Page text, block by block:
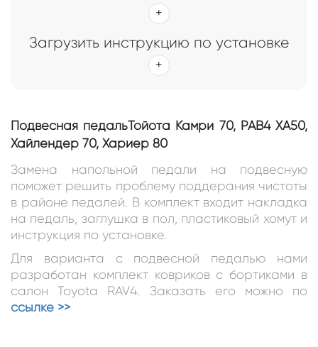
Загрузить инструкцию по установке
Подвесная педальТойота Камри 70, РАВ4 ХА50,
Хайлендер 70, Хариер 80
Замена напольной педали на подвесную
поможет решить проблему поддерания чистоты
в районе педалей. В комплект входит накладка
на педаль, заглушка в пол, пластиковый хомут и
инструкция по установке.
Для варианта с подвесной педалью нами
разработан комплект ковриков с бортиками в
салон Toyota RAV4. Заказать его можно по
ссылке >>